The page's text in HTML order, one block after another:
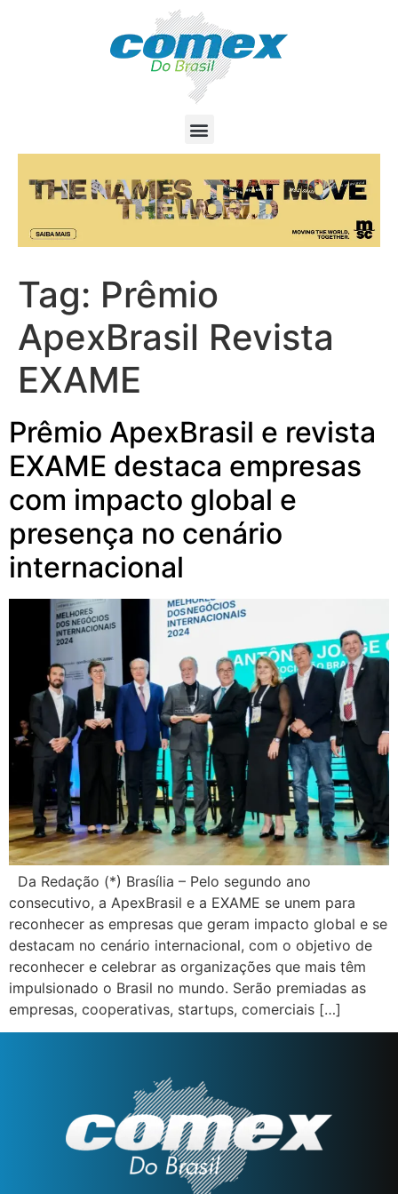
Tag: Prêmio
ApexBrasil Revista
EXAME
Prêmio ApexBrasil e revista
EXAME destaca empresas
com impacto global e
presença no cenário
internacional
Da Redação (*) Brasília – Pelo segundo ano
consecutivo, a ApexBrasil e a EXAME se unem para
reconhecer as empresas que geram impacto global e se
destacam no cenário internacional, com o objetivo de
reconhecer e celebrar as organizações que mais têm
impulsionado o Brasil no mundo. Serão premiadas as
empresas, cooperativas, startups, comerciais […]